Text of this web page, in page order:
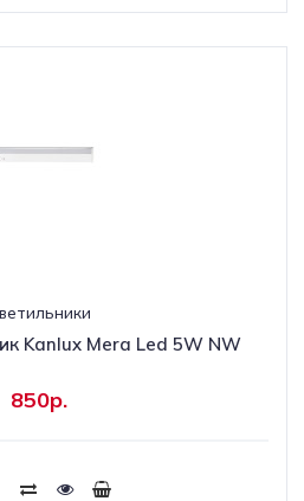
Kanlux Mera Led 5W NW
850р.